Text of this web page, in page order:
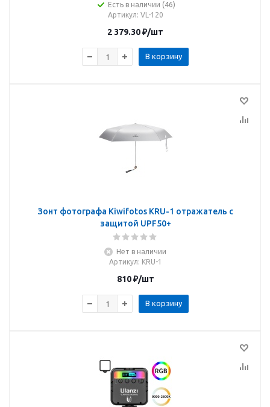
Есть в наличии (46)
Артикул: VL-120
2 379.30₽/шт
В корзину
Зонт фотографа Kiwifotos KRU-1 отражатель с
защитой UPF50+
Нет в наличии
Артикул: KRU-1
810₽/шт
В корзину